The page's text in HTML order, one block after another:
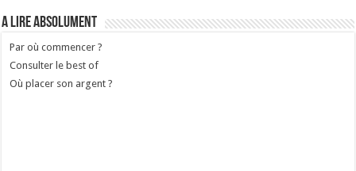
A lire absolument
Par où commencer ?
Consulter le best of
Où placer son argent ?